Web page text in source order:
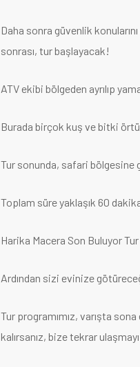
Daha sonra güvenlik
sonrası, tur başlayacak!
ATV ekibi bölgeden ayrılıp
Burada birçok kuş ve bitki
Tur sonunda, safari bölgesine
Toplam süre yaklaşık 60
Harika Macera Son Buluyor
Ardından sizi evinize
Tur programımız, varışta
kalırsanız, bize tekrar